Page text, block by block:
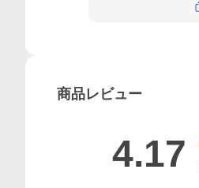
商品レビュー
4.17